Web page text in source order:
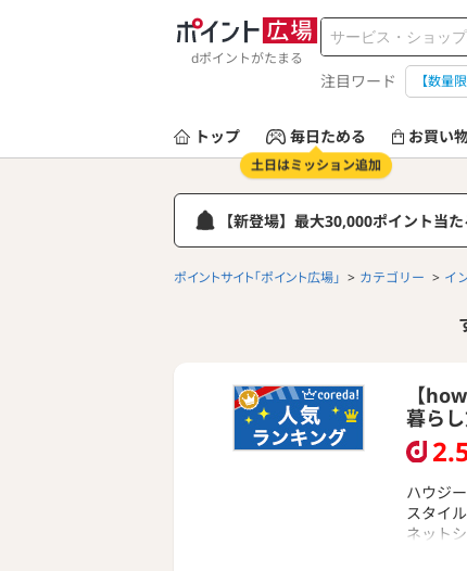
dポイントがたまる
注目ワード 【数量
トップ 毎日ためる
土日はミッション追加
お買い
【新登場】最大30,000ポイント当
ポイントサイト「ポイント広場」 カテゴリー イ
【
暮ら
ハウジ
スタイ
ネット